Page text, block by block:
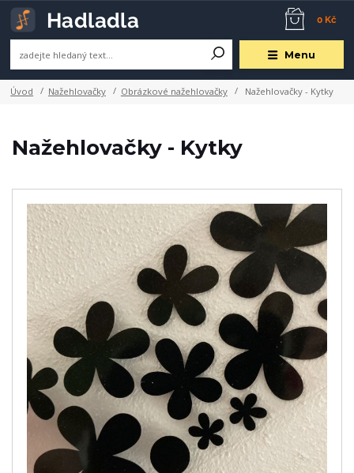
Menu
0 Kč
Úvod Nažehlovačky Obrázkové nažehlovačky Nažehlovačky - Kytky
Nažehlovačky - Kytky